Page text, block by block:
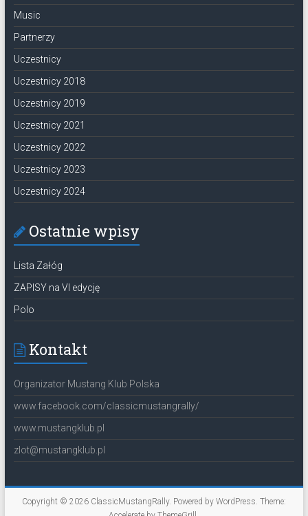
Music
Partnerzy
Uczestnicy
Uczestnicy 2018
Uczestnicy 2019
Uczestnicy 2021
Uczestnicy 2022
Uczestnicy 2023
Uczestnicy 2024
Ostatnie wpisy
Lista Załóg
ZAPISY na VI edycję
Polo
Kontakt
Organizator Mustang Klub Polska
www.facebook.com/classicmustangrally/
www.mustangklub.pl
zlot@mustangklub.pl
Copyright © 2026 ClassicMustangRally. Powered by WordPress. Theme: